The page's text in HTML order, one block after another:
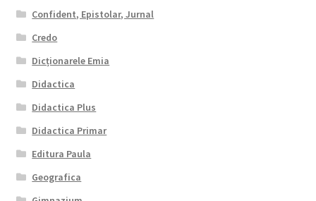
Confident, Epistolar, Jurnal
Credo
Dicționarele Emia
Didactica
Didactica Plus
Didactica Primar
Editura Paula
Geografica